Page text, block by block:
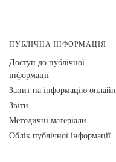
ПУБЛІЧНА ІНФОРМАЦІЯ
Доступ до публічної
інформації
Запит на інформацію онлайн
Звіти
Методичні матеріали
Облік публічної інформації